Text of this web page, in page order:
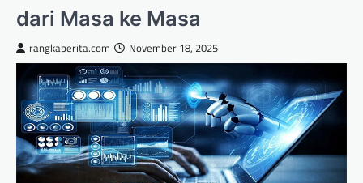
dari Masa ke Masa
rangkaberita.com November 18, 2025